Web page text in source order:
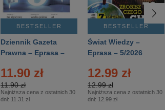
BESTSELLER
Dziennik Gazeta
Prawna – Eprasa –
11.90 zł
11.90 zł
Najniższa cena z ostatnich 30
dni: 11.31 zł
BESTSELLER
Świat Wiedzy –
Eprasa – 5/2026
12.99 zł
12.99 zł
Najniższa cena z ostatnich 30
dni: 12.99 zł